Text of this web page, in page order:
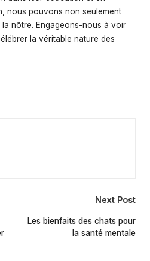
nous pouvons non seulement
nôtre. Engageons-nous à voir
la véritable nature des
Next Post
Les bienfaits des chats pour
la santé mentale